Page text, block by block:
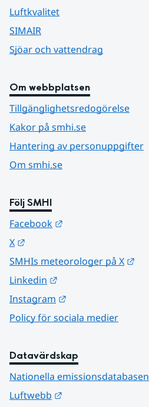
Luftkvalitet
SIMAIR
Sjöar och vattendrag
Om webbplatsen
Tillgänglighetsredogörelse
Kakor på smhi.se
Hantering av personuppgifter
Om smhi.se
Följ SMHI
Facebook
X
SMHIs meteorologer på X
Linkedin
Instagram
Policy för sociala medier
Datavärdskap
Nationella emissionsdatabasen
Luftwebb